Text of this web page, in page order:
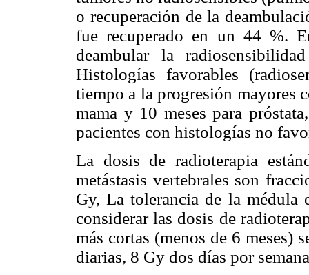
o recuperación de la
fue recuperado en un 44 %.
deambular la
Histologías favorables
tiempo a la progresión mayores
mama y 10 meses para
pacientes con histologías no
La dosis de radioterapia
metástasis vertebrales son
Gy, La tolerancia de la médula
considerar las dosis de
más cortas (menos de 6 meses)
diarias, 8 Gy dos días por